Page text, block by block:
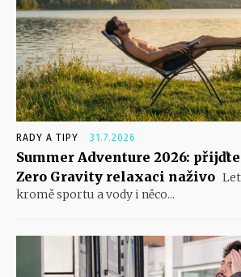
RADY A TIPY 31.7.2026
Summer Adventure 2026:
Zero Gravity relaxaci naživo
kromě sportu a vody i něco...